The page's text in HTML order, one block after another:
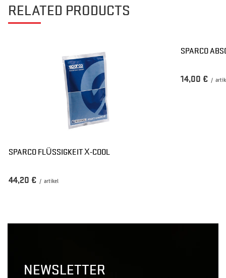
RELATED PRODUCTS
SPARCO FLÜSSIGKEIT X-COOL
44,20 € / artikel
SPARCO
14,00 € /
NEWSLETTER